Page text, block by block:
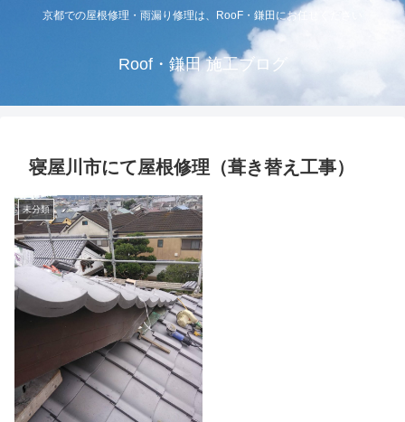
京都での屋根修理・雨漏り修理は、RooF・鎌田にお任せください
Roof・鎌田 施工ブログ
寝屋川市にて屋根修理（葺き替え工事）
未分類